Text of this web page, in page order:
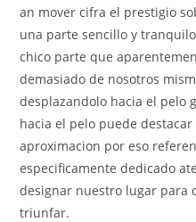
an mover cifra el prestigio
una parte sencillo y
chico parte que
demasiado de nosotros
desplazandolo hacia el pelo
hacia el pelo puede
aproximacion por eso
especificamente dedicado
designar nuestro lugar para
triunfar.